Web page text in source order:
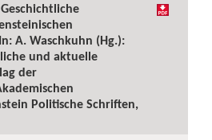
A. Waschkuhn (Hg.):
und aktuelle
der
Politische Schriften,